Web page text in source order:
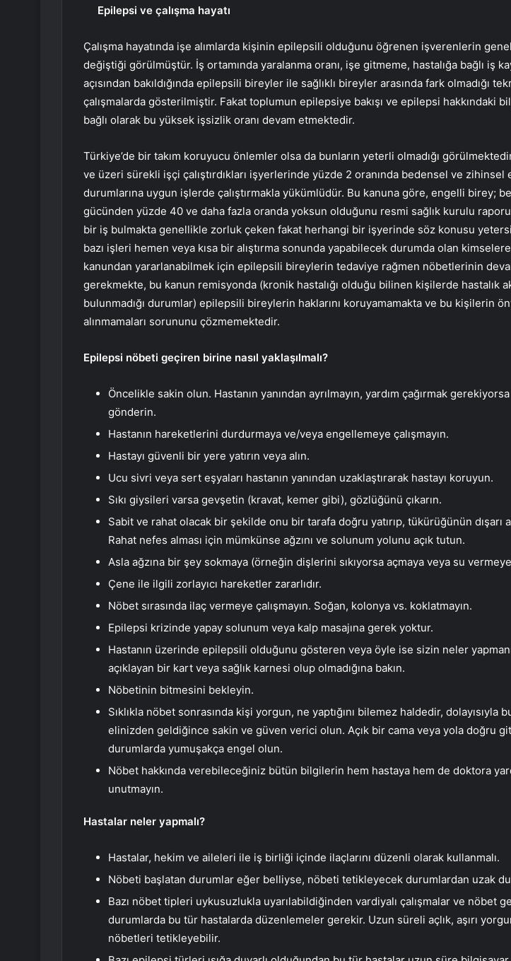
Epilepsi ve çalışma hayatı
Çalışma hayatında işe alımlarda kişinin epilepsili olduğunu öğrenen işverenlerin genel
değiştiği görülmüştür. İş ortamında yaralanma oranı, işe gitmeme, hastalığa bağlı iş
açısından bakıldığında epilepsili bireyler ile sağlıklı bireyler arasında fark olmadığı
çalışmalarda gösterilmiştir. Fakat toplumun epilepsiye bakışı ve epilepsi hakkındaki
bağlı olarak bu yüksek işsizlik oranı devam etmektedir.
Türkiye’de bir takım koruyucu önlemler olsa da bunların yeterli olmadığı
ve üzeri sürekli işçi çalıştırdıkları işyerlerinde yüzde 2 oranında bedensel ve zihinsel
durumlarına uygun işlerde çalıştırmakla yükümlüdür. Bu kanuna göre, engelli birey;
gücünden yüzde 40 ve daha fazla oranda yoksun olduğunu resmi sağlık kurulu
bir iş bulmakta genellikle zorluk çeken fakat herhangi bir işyerinde söz konusu
bazı işleri hemen veya kısa bir alıştırma sonunda yapabilecek durumda olan
kanundan yararlanabilmek için epilepsili bireylerin tedaviye rağmen nöbetlerinin
gerekmekte, bu kanun remisyonda (kronik hastalığı olduğu bilinen kişilerde hastalık
bulunmadığı durumlar) epilepsili bireylerin haklarını koruyamamakta ve bu kişilerin
alınmamaları sorununu çözmemektedir.
Epilepsi nöbeti geçiren birine nasıl yaklaşılmalı?
Öncelikle sakin olun. Hastanın yanından ayrılmayın, yardım çağırmak gerekiyorsa
gönderin.
Hastanın hareketlerini durdurmaya ve/veya engellemeye çalışmayın.
Hastayı güvenli bir yere yatırın veya alın.
Ucu sivri veya sert eşyaları hastanın yanından uzaklaştırarak hastayı koruyun.
Sıkı giysileri varsa gevşetin (kravat, kemer gibi), gözlüğünü çıkarın.
Sabit ve rahat olacak bir şekilde onu bir tarafa doğru yatırıp, tükürüğünün dışarı
Rahat nefes alması için mümkünse ağzını ve solunum yolunu açık tutun.
Asla ağzına bir şey sokmaya (örneğin dişlerini sıkıyorsa açmaya veya su
Çene ile ilgili zorlayıcı hareketler zararlıdır.
Nöbet sırasında ilaç vermeye çalışmayın. Soğan, kolonya vs. koklatmayın.
Epilepsi krizinde yapay solunum veya kalp masajına gerek yoktur.
Hastanın üzerinde epilepsili olduğunu gösteren veya öyle ise sizin neler
açıklayan bir kart veya sağlık karnesi olup olmadığına bakın.
Nöbetinin bitmesini bekleyin.
Sıklıkla nöbet sonrasında kişi yorgun, ne yaptığını bilemez haldedir, dolayısıyla
elinizden geldiğince sakin ve güven verici olun. Açık bir cama veya yola doğru
durumlarda yumuşakça engel olun.
Nöbet hakkında verebileceğiniz bütün bilgilerin hem hastaya hem de doktora
unutmayın.
Hastalar neler yapmalı?
Hastalar, hekim ve aileleri ile iş birliği içinde ilaçlarını düzenli olarak kullanmalı.
Nöbeti başlatan durumlar eğer belliyse, nöbeti tetikleyecek durumlardan uzak
Bazı nöbet tipleri uykusuzlukla uyarılabildiğinden vardiyalı çalışmalar ve nöbet
durumlarda bu tür hastalarda düzenlemeler gerekir. Uzun süreli açlık, aşırı
nöbetleri tetikleyebilir.